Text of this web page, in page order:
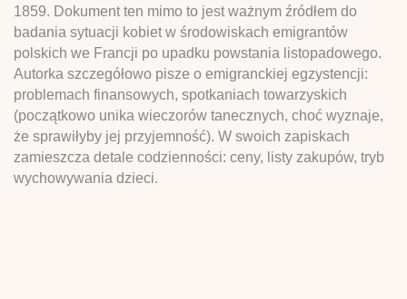
1859. Dokument ten mimo to jest ważnym źródłem do
badania sytuacji kobiet w środowiskach emigrantów
polskich we Francji po upadku powstania listopadowego.
Autorka szczegółowo pisze o emigranckiej egzystencji:
problemach finansowych, spotkaniach towarzyskich
(początkowo unika wieczorów tanecznych, choć wyznaje,
że sprawiłyby jej przyjemność). W swoich zapiskach
zamieszcza detale codzienności: ceny, listy zakupów, tryb
wychowywania dzieci.